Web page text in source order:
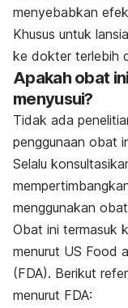
menyebabkan
Khusus untuk
ke dokter terlebih
Apakah obat
menyusui?
Tidak ada
penggunaan obat
Selalu
menggunakan
Obat ini termasuk
menurut US Food
(FDA). Berikut
menurut FDA: